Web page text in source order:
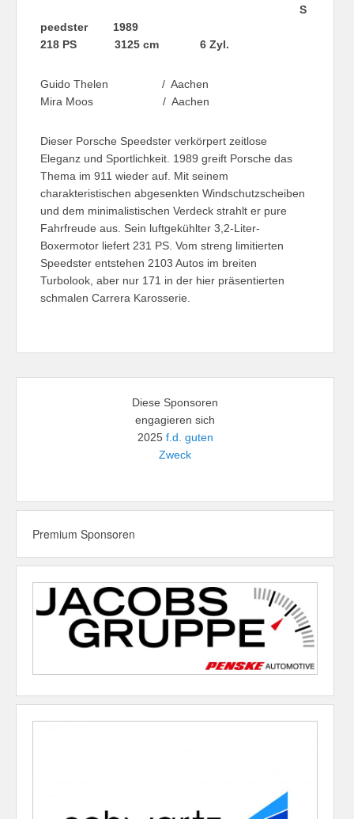
S
peedster 1989
218 PS 3125 cm 6 Zyl.
Guido Thelen / Aachen
Mira Moos / Aachen
Dieser Porsche Speedster verkörpert zeitlose
Eleganz und Sportlichkeit. 1989 greift Porsche das
Thema im 911 wieder auf. Mit seinem
charakteristischen abgesenkten Windschutzscheiben
und dem minimalistischen Verdeck strahlt er pure
Fahrfreude aus. Sein luftgekühlter 3,2-Liter-
Boxermotor liefert 231 PS. Vom streng limitierten
Speedster entstehen 2103 Autos im breiten
Turbolook, aber nur 171 in der hier präsentierten
schmalen Carrera Karosserie.
Diese Sponsoren
engagieren sich
2025 f.d. guten
Zweck
Premium Sponsoren